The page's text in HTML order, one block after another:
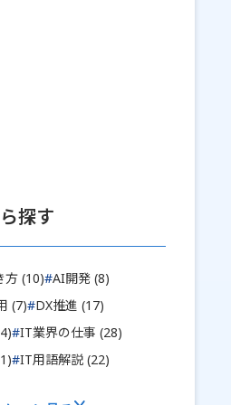
探す
方 (10)#AI開発 (8)
(7)#DX推進 (17)
#IT業界の仕事 (28)
#IT用語解説 (22)